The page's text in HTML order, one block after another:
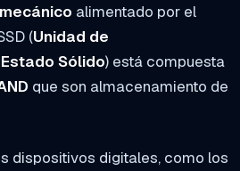
alimentado por el
(Unidad de
Sólido) está compuesta
que son almacenamiento de
dispositivos digitales, como los